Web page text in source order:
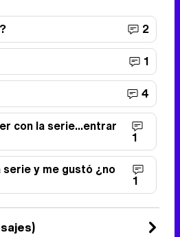
2
1
4
con la serie...entrar
1
y me gustó ¿no
1